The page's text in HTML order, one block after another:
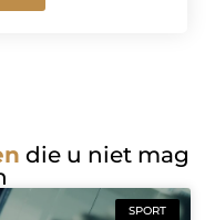
die u niet mag
SPORT